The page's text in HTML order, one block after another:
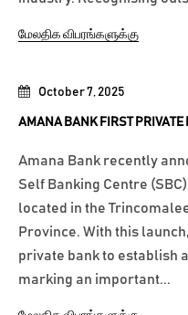
October 7, 2025
AMANA BANK FIRST PRIVATE
Amana Bank recently
Self Banking Centre
located in the
Province. With this
private bank to establish
marking an important...
மேலதிக விபரங்களுக்கு